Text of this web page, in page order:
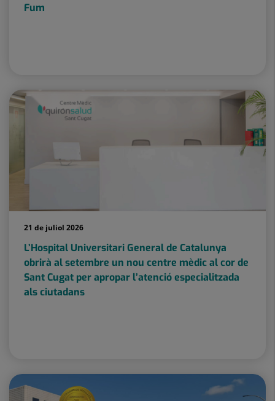
Fum
21 de juliol 2026
L’Hospital Universitari General de Catalunya
obrirà al setembre un nou centre mèdic al cor de
Sant Cugat per apropar l’atenció especialitzada
als ciutadans